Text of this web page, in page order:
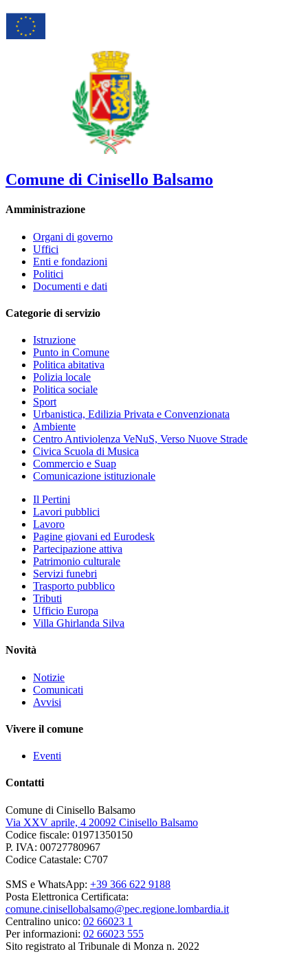
Comune di Cinisello Balsamo
Amministrazione
Organi di governo
Uffici
Enti e fondazioni
Politici
Documenti e dati
Categorie di servizio
Istruzione
Punto in Comune
Politica abitativa
Polizia locale
Politica sociale
Sport
Urbanistica, Edilizia Privata e Convenzionata
Ambiente
Centro Antiviolenza VeNuS, Verso Nuove Strade
Civica Scuola di Musica
Commercio e Suap
Comunicazione istituzionale
Il Pertini
Lavori pubblici
Lavoro
Pagine giovani ed Eurodesk
Partecipazione attiva
Patrimonio culturale
Servizi funebri
Trasporto pubblico
Tributi
Ufficio Europa
Villa Ghirlanda Silva
Novità
Notizie
Comunicati
Avvisi
Vivere il comune
Eventi
Contatti
Comune di Cinisello Balsamo
Via XXV aprile, 4 20092 Cinisello Balsamo
Codice fiscale: 01971350150
P. IVA: 00727780967
Codice Catastale: C707
SMS e WhatsApp: +39 366 622 9188
Posta Elettronica Certificata:
comune.cinisellobalsamo@pec.regione.lombardia.it
Centralino unico: 02 66023 1
Per informazioni: 02 66023 555
Sito registrato al Tribunale di Monza n. 2022